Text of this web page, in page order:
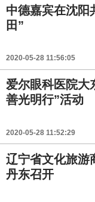
中德嘉宾在沈阳
田”
2020-05-28 11:56:05
爱尔眼科医院大
善光明行”活动
2020-05-28 11:52:29
辽宁省文化旅游
丹东召开